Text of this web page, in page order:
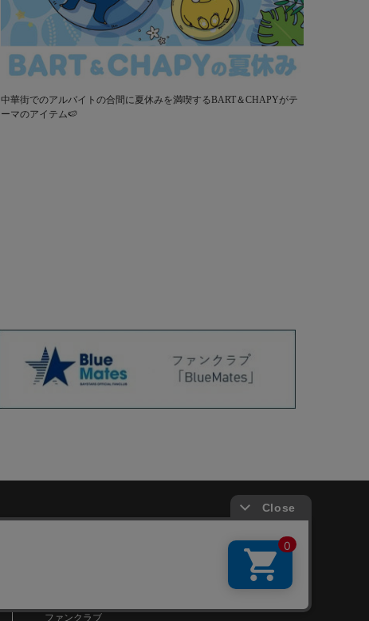
中華街でのアルバイトの合間に夏休みを満喫するBART＆CHAPYがテ
ーマのアイテム🍉
ファンクラブ